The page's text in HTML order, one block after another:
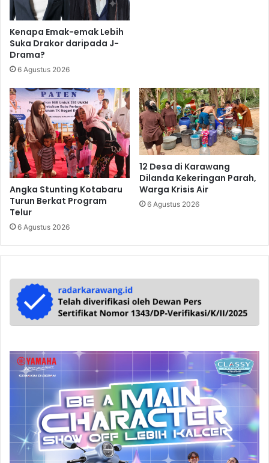
Kenapa Emak-emak Lebih
Suka Drakor daripada J-
Drama?
6 Agustus 2026
Angka Stunting Kotabaru
Turun Berkat Program
Telur
6 Agustus 2026
12 Desa di Karawang
Dilanda Kekeringan Parah,
Warga Krisis Air
6 Agustus 2026